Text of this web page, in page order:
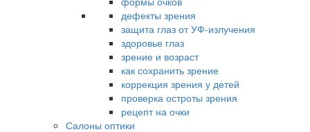
дефекты зрения
защита глаз от УФ-излучения
здоровье глаз
зрение и возраст
как сохранить зрение
коррекция зрения у детей
проверка остроты зрения
рецепт на очки
Салоны оптики